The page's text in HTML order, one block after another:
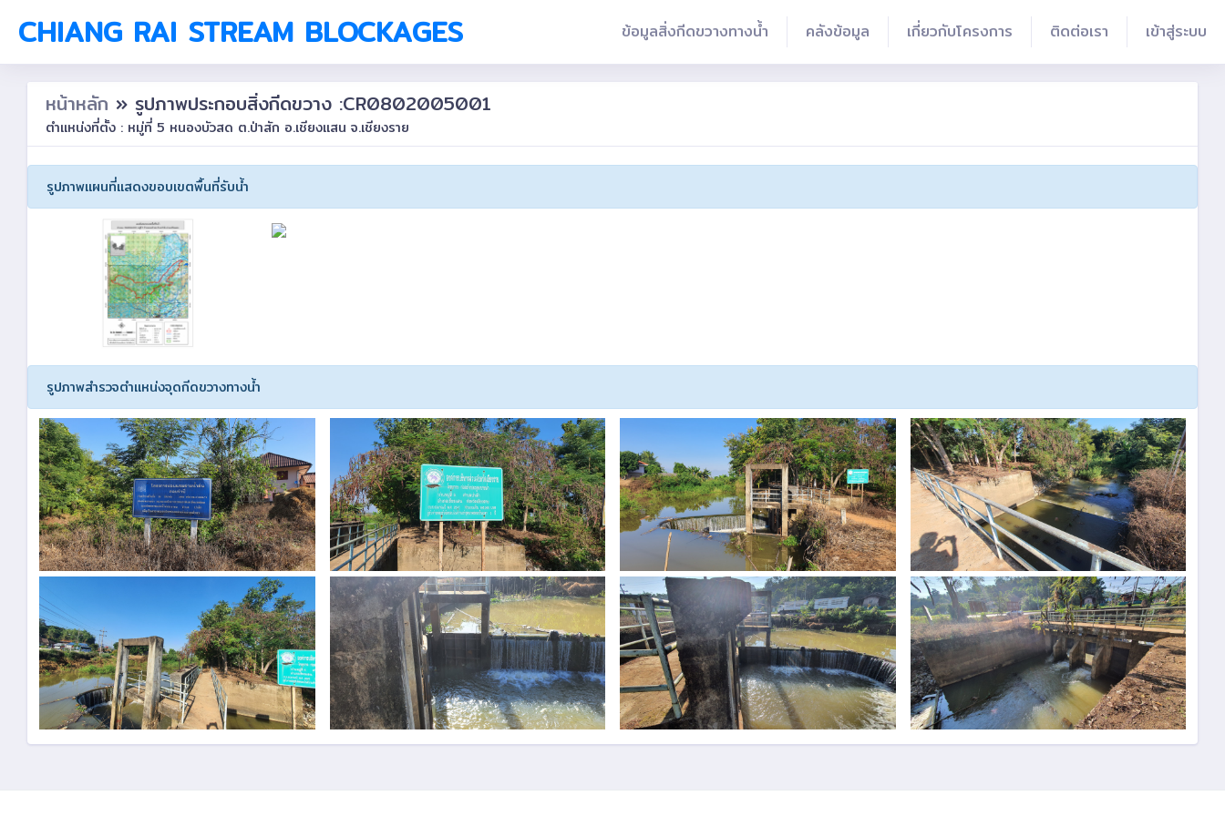
CHIANG RAI STREAM BLOCKAGES ข้อมูลสิ่งกีดขวางทางน้ำ คลังข้อมูล เกี่ยวกับโครงการ ติดต่อเรา เข้าสู่ระบบ
หน้าหลัก » รูปภาพประกอบสิ่งกีดขวาง :CR0802005001
ตำแหน่งที่ตั้ง : หมู่ที่ 5 หนองบัวสด ต.ป่าสัก อ.เชียงแสน จ.เชียงราย
รูปภาพแผนที่แสดงขอบเขตพื้นที่รับน้ำ
รูปภาพสำรวจตำแหน่งจุดกีดขวางทางน้ำ